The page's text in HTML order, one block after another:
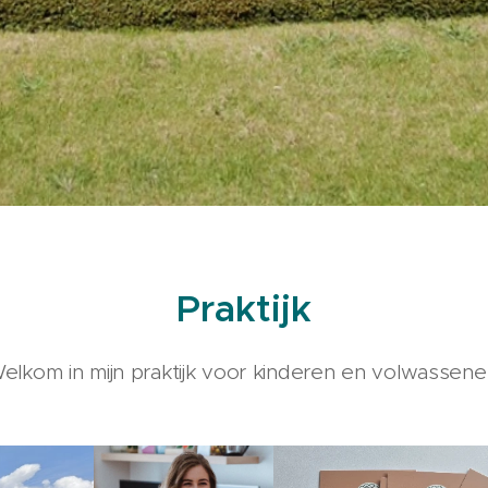
Praktijk
in mijn praktijk voor kinderen en